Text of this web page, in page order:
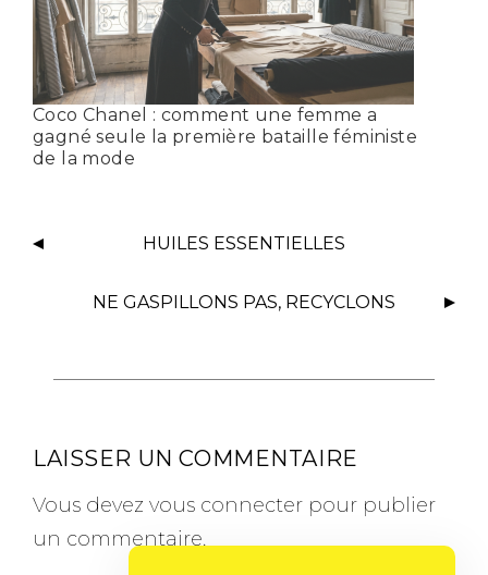
Coco Chanel : comment une femme a
gagné seule la première bataille féministe
de la mode
HUILES ESSENTIELLES
NE GASPILLONS PAS, RECYCLONS
LAISSER UN COMMENTAIRE
Vous devez vous connecter pour publier
un commentaire.